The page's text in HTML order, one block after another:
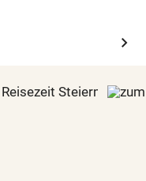
chevron_right